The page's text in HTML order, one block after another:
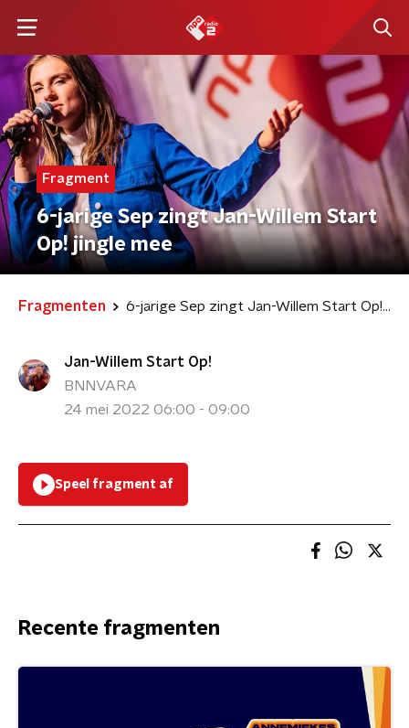
Fragment
6-jarige Sep zingt Jan-Willem Start
Op! jingle mee
Fragmenten 6-jarige Sep zingt Jan-Willem Start Op! jingle mee
Jan-Willem Start Op!
BNNVARA
24 mei 2022 06:00 - 09:00
Speel fragment af
Recente fragmenten